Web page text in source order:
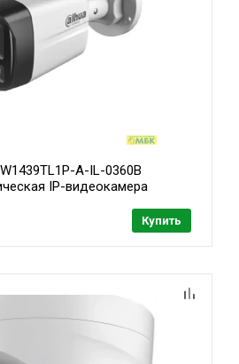
A-IL-0360B
IP-видеокамера
людей, микрофон, ИК 30м,
Купить